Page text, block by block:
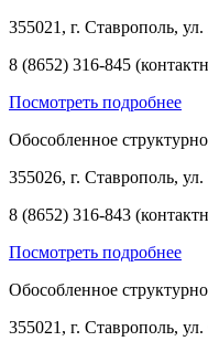
355021, г. Ставрополь,
8 (8652) 316-845
Посмотреть подробнее
Обособленное
355026, г. Ставрополь,
8 (8652) 316-843
Посмотреть подробнее
Обособленное
355021, г. Ставрополь,